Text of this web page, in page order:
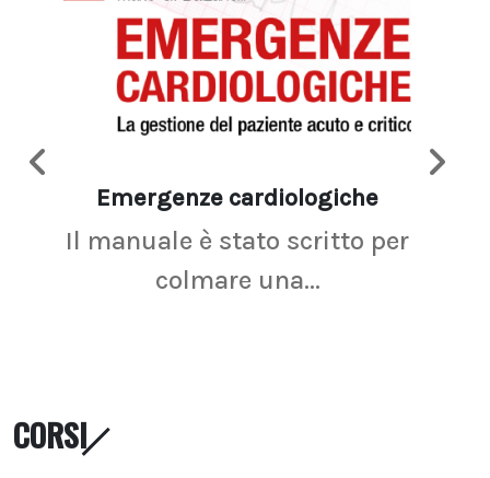
Emergenze cardiologiche
Il manuale è stato scritto per
colmare una...
CORSI